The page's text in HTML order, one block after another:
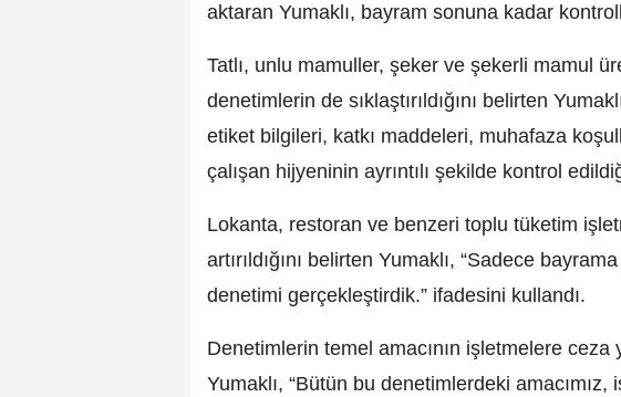
aktaran Yumaklı, bayram sonuna kadar
Tatlı, unlu mamuller, şeker ve şekerli mamul
denetimlerin de sıklaştırıldığını belirten
etiket bilgileri, katkı maddeleri, muhafaza
çalışan hijyeninin ayrıntılı şekilde kontrol
Lokanta, restoran ve benzeri toplu tüketim
artırıldığını belirten Yumaklı, “Sadece
denetimi gerçekleştirdik.” ifadesini kullandı.
Denetimlerin temel amacının işletmelere ceza
Yumaklı, “Bütün bu denetimlerdeki